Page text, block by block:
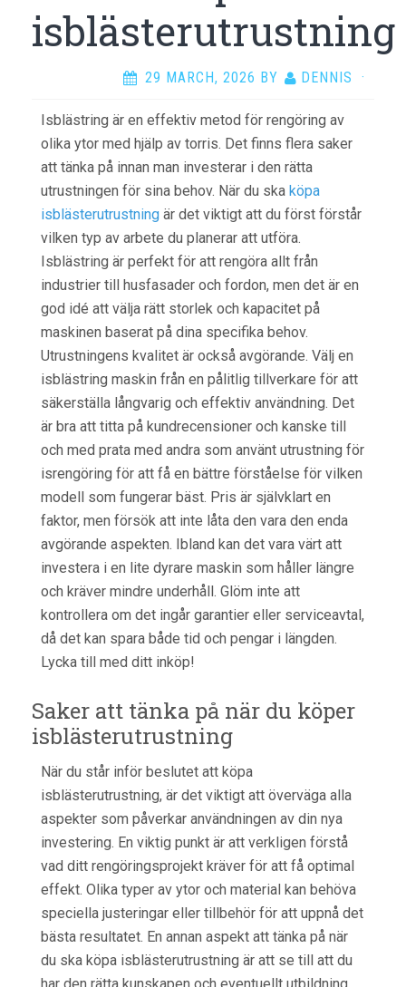
isblästerutrustning
29 MARCH, 2026 BY DENNIS ·
Isblästring är en effektiv metod för rengöring av
olika ytor med hjälp av torris. Det finns flera saker
att tänka på innan man investerar i den rätta
utrustningen för sina behov. När du ska köpa
isblästerutrustning är det viktigt att du först förstår
vilken typ av arbete du planerar att utföra.
Isblästring är perfekt för att rengöra allt från
industrier till husfasader och fordon, men det är en
god idé att välja rätt storlek och kapacitet på
maskinen baserat på dina specifika behov.
Utrustningens kvalitet är också avgörande. Välj en
isblästring maskin från en pålitlig tillverkare för att
säkerställa långvarig och effektiv användning. Det
är bra att titta på kundrecensioner och kanske till
och med prata med andra som använt utrustning för
isrengöring för att få en bättre förståelse för vilken
modell som fungerar bäst. Pris är självklart en
faktor, men försök att inte låta den vara den enda
avgörande aspekten. Ibland kan det vara värt att
investera i en lite dyrare maskin som håller längre
och kräver mindre underhåll. Glöm inte att
kontrollera om det ingår garantier eller serviceavtal,
då det kan spara både tid och pengar i längden.
Lycka till med ditt inköp!
Saker att tänka på när du köper
isblästerutrustning
När du står inför beslutet att köpa
isblästerutrustning, är det viktigt att överväga alla
aspekter som påverkar användningen av din nya
investering. En viktig punkt är att verkligen förstå
vad ditt rengöringsprojekt kräver för att få optimal
effekt. Olika typer av ytor och material kan behöva
speciella justeringar eller tillbehör för att uppnå det
bästa resultatet. En annan aspekt att tänka på när
du ska köpa isblästerutrustning är att se till att du